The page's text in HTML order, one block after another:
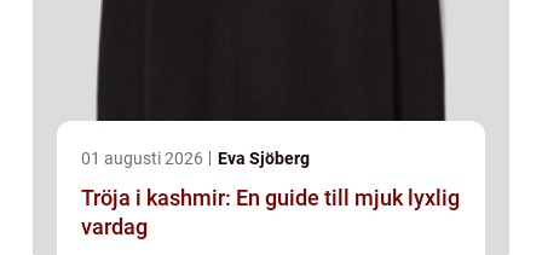
01 augusti 2026 Eva Sjöberg
Tröja i kashmir: En guide till mjuk lyxlig
vardag